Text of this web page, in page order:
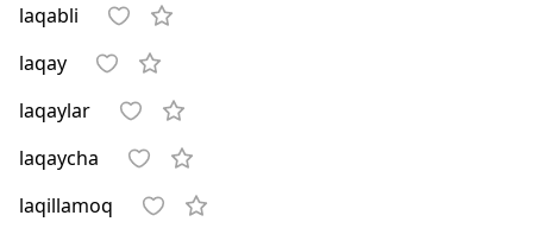
laqabli
laqay
laqaylar
laqaycha
laqillamoq